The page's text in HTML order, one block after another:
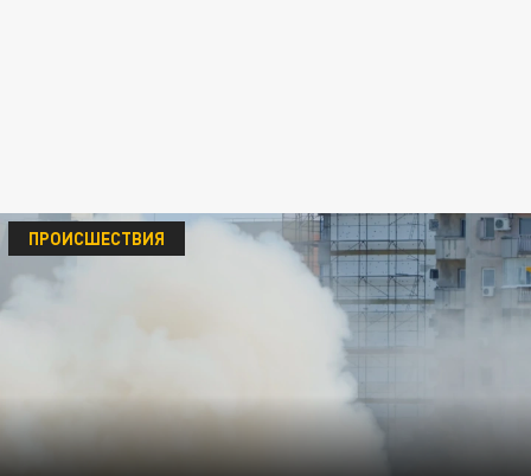
ПРОИСШЕСТВИЯ